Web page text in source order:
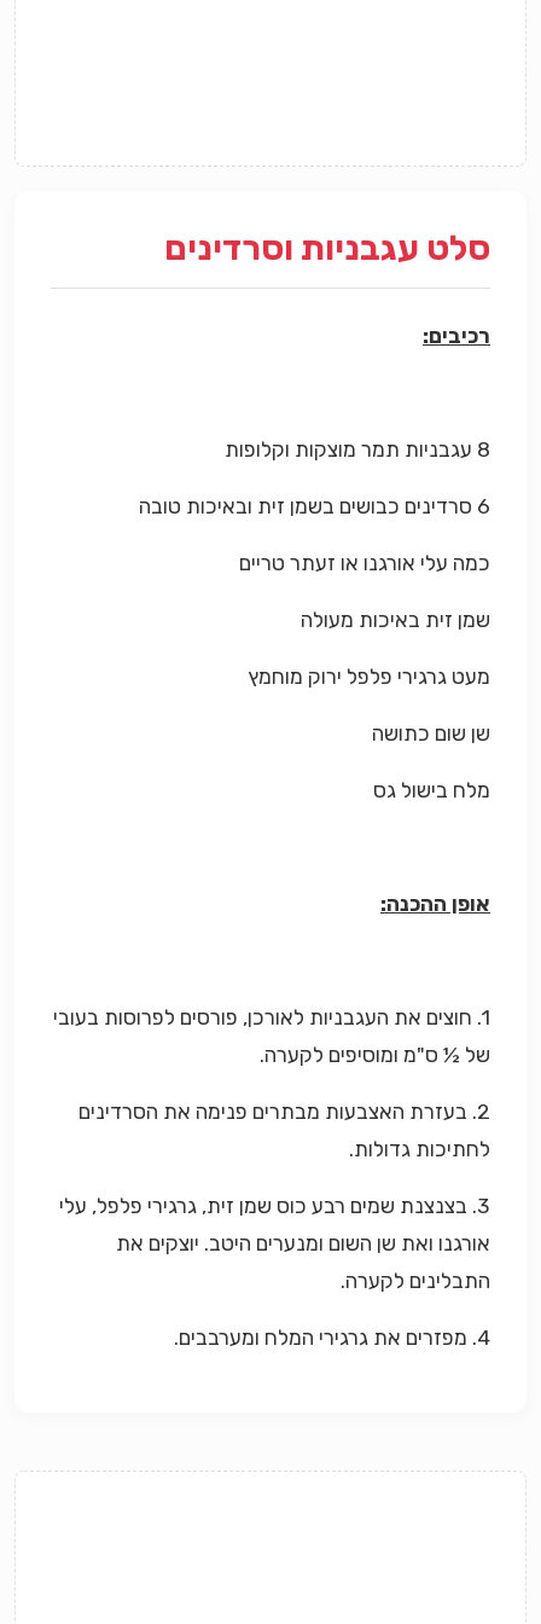
סלט עגבניות וסרדינים
רכיבים:
8 עגבניות תמר מוצקות וקלופות
6 סרדינים כבושים בשמן זית ובאיכות טובה
כמה עלי אורגנו או זעתר טריים
שמן זית באיכות מעולה
מעט גרגירי פלפל ירוק מוחמץ
שן שום כתושה
מלח בישול גס
אופן ההכנה:
1. חוצים את העגבניות לאורכן, פורסים לפרוסות בעובי
של ½ ס"מ ומוסיפים לקערה.
2. בעזרת האצבעות מבתרים פנימה את הסרדינים
לחתיכות גדולות.
3. בצנצנת שמים רבע כוס שמן זית, גרגירי פלפל, עלי
אורגנו ואת שן השום ומנערים היטב. יוצקים את
התבלינים לקערה.
4. מפזרים את גרגירי המלח ומערבבים.